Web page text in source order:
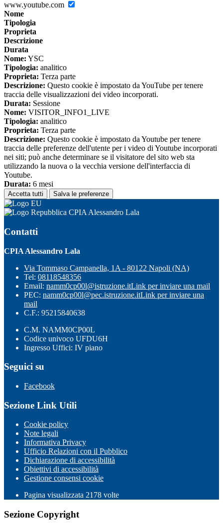
www.youtube.com
Nome
Tipologia
Proprieta
Descrizione
Durata
Nome: YSC
Tipologia: analitico
Proprieta: Terza parte
Descrizione: Questo cookie è impostato da YouTube per tenere
traccia delle visualizzazioni dei video incorporati.
Durata: Sessione
Nome: VISITOR_INFO1_LIVE
Tipologia: analitico
Proprieta: Terza parte
Descrizione: Questo cookie è impostato da Youtube per tenere
traccia delle preferenze dell'utente per i video di Youtube incorporati
nei siti; può anche determinare se il visitatore del sito web sta
utilizzando la nuova o la vecchia versione dell'interfaccia di
Youtube.
Durata: 6 mesi
Accetta tutti Salva le preferenze
CPIA Alessandro Lala
Contatti
CPIA Alessandro Lala
Via Tommaso Campanella, 1A - 80122 Napoli (NA)
Tel: 08118548356
Email: namm0cp00l@istruzione.itLink per inviare una mail
PEC: namm0cp00l@pec.istruzione.itLink per inviare una
mail
C.F.: 95215840638
C.M. NAMM0CP00L
Codice univoco UFDU6H
Ingresso Uffici: IV piano
Seguici su
Facebook
Sezione Link Utili
Cookie policy
Note legali
Informativa Privacy
Ufficio Relazioni con il Pubblico
Dichiarazione di accessibilità
Obiettivi di accessibilità
Gestione consensi cookie
Pagina visualizzata 2178 volte
Sezione Copyright